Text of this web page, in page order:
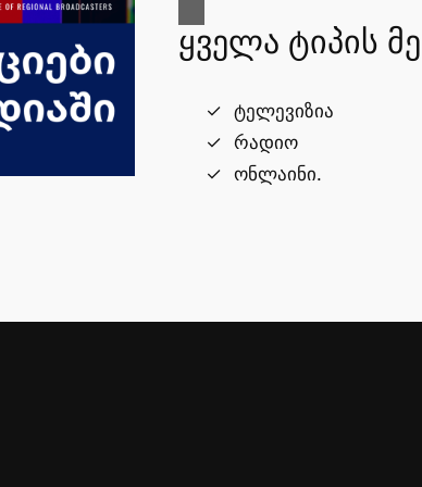
ყველა ტიპის
ტელევიზია
რადიო
ონლაინი.